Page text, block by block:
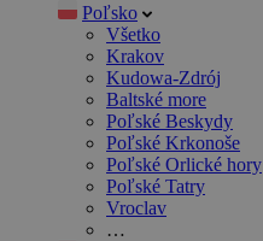
Poľsko
Všetko
Krakov
Kudowa-Zdrój
Baltské more
Poľské Beskydy
Poľské Krkonoše
Poľské Orlické hory
Poľské Tatry
Vroclav
…